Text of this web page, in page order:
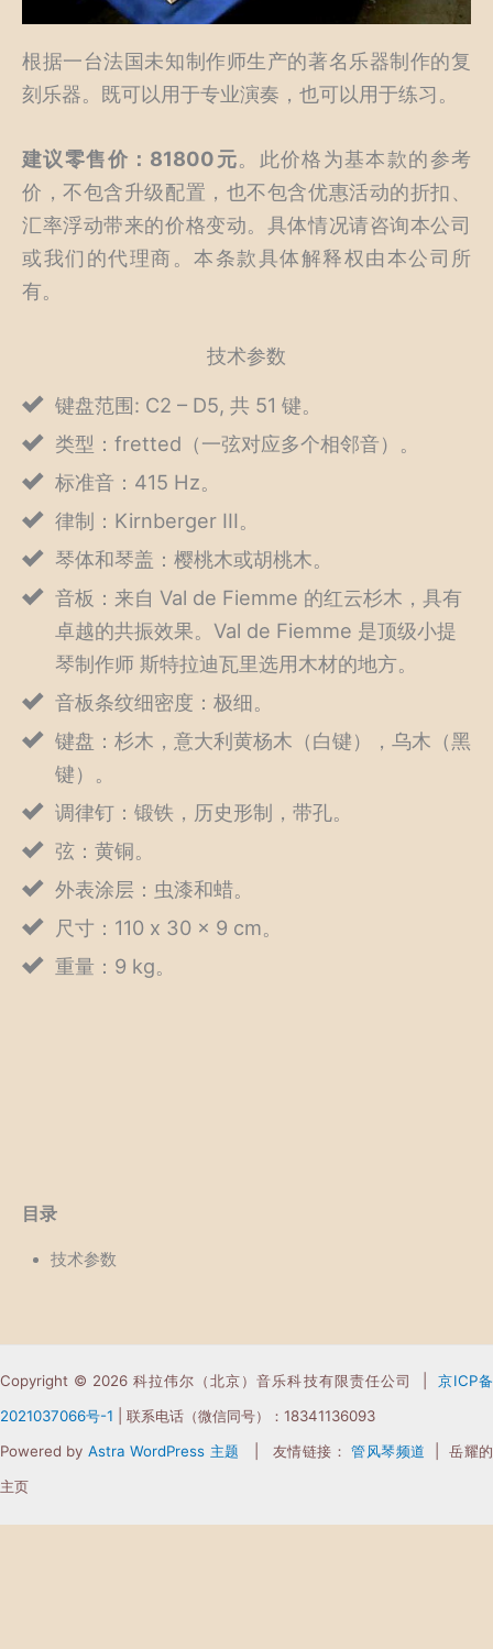
目录
技术参数
根据一台法国未知制作师生产的著名乐器制作的复
刻乐器。既可以用于专业演奏，也可以用于练习。
建议零售价：81800元。此价格为基本款的参考
价，不包含升级配置，也不包含优惠活动的折扣、
汇率浮动带来的价格变动。具体情况请咨询本公司
或我们的代理商。本条款具体解释权由本公司所
有。
技术参数
键盘范围: C2 – D5, 共 51 键。
类型：fretted（一弦对应多个相邻音）。
标准音：415 Hz。
律制：Kirnberger III。
琴体和琴盖：樱桃木或胡桃木。
音板：来自 Val de Fiemme 的红云杉木，具有
卓越的共振效果。Val de Fiemme 是顶级小提
琴制作师 斯特拉迪瓦里选用木材的地方。
音板条纹细密度：极细。
键盘：杉木，意大利黄杨木（白键），乌木（黑
键）。
调律钉：锻铁，历史形制，带孔。
弦：黄铜。
外表涂层：虫漆和蜡。
尺寸：110 x 30 x 9 cm。
重量：9 kg。
Copyright © 2026 科拉伟尔（北京）音乐科技有限责任公司 | 京ICP备
2021037066号-1 | 联系电话（微信同号）：18341136093
Powered by Astra WordPress 主题 | 友情链接：管风琴频道 | 岳耀的
主页